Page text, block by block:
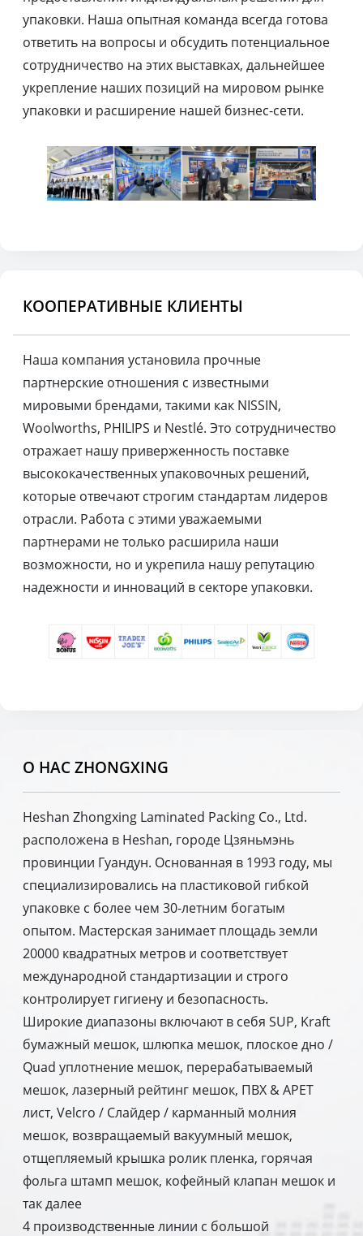
упаковки. Наша опытная команда всегда готова
ответить на вопросы и обсудить потенциальное
сотрудничество на этих выставках, дальнейшее
укрепление наших позиций на мировом рынке
упаковки и расширение нашей бизнес-сети.
КООПЕРАТИВНЫЕ КЛИЕНТЫ
Наша компания установила прочные
партнерские отношения с известными
мировыми брендами, такими как NISSIN,
Woolworths, PHILIPS и Nestlé. Это сотрудничество
отражает нашу приверженность поставке
высококачественных упаковочных решений,
которые отвечают строгим стандартам лидеров
отрасли. Работа с этими уважаемыми
партнерами не только расширила наши
возможности, но и укрепила нашу репутацию
надежности и инноваций в секторе упаковки.
О НАС ZHONGXING
Heshan Zhongxing Laminated Packing Co., Ltd.
расположена в Heshan, городе Цзяньмэнь
провинции Гуандун. Основанная в 1993 году, мы
специализировались на пластиковой гибкой
упаковке с более чем 30-летним богатым
опытом. Мастерская занимает площадь земли
20000 квадратных метров и соответствует
международной стандартизации и строго
контролирует гигиену и безопасность.
Широкие диапазоны включают в себя SUP, Kraft
бумажный мешок, шлюпка мешок, плоское дно /
Quad уплотнение мешок, перерабатываемый
мешок, лазерный рейтинг мешок, ПВХ & APET
лист, Velcro / Слайдер / карманный молния
мешок, возвращаемый вакуумный мешок,
отщепляемый крышка ролик пленка, горячая
фольга штамп мешок, кофейный клапан мешок и
так далее
4 производственные линии с большой